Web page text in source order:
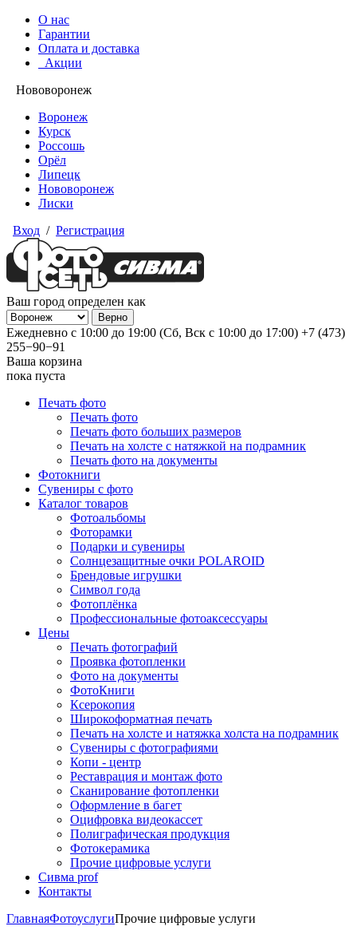
О нас
Гарантии
Оплата и доставка
Акции
Нововоронеж
Воронеж
Курск
Россошь
Орёл
Липецк
Нововоронеж
Лиски
Вход / Регистрация
Ваш город определен как
Ежедневно с 10:00 до 19:00 (Сб, Вск с 10:00 до 17:00) +7 (473)
255−90−91
Ваша корзина
пока пуста
Печать фото
Печать фото
Печать фото больших размеров
Печать на холсте с натяжкой на подрамник
Печать фото на документы
Фотокниги
Сувениры с фото
Каталог товаров
Фотоальбомы
Фоторамки
Подарки и сувениры
Солнцезащитные очки POLAROID
Брендовые игрушки
Символ года
Фотоплёнка
Профессиональные фотоаксессуары
Цены
Печать фотографий
Проявка фотопленки
Фото на документы
ФотоКниги
Ксерокопия
Широкоформатная печать
Печать на холсте и натяжка холста на подрамник
Сувениры с фотографиями
Копи - центр
Реставрация и монтаж фото
Сканирование фотопленки
Оформление в багет
Оцифровка видеокассет
Полиграфическая продукция
Фотокерамика
Прочие цифровые услуги
Сивма prof
Контакты
ГлавнаяФотоуслугиПрочие цифровые услуги